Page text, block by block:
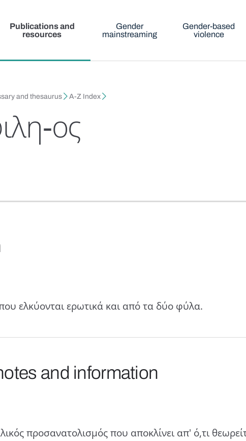
Publications and
resources
Gender
mainstreaming
Gender-based
violence
and thesaurus A-Z Index
ος
ελκύονται ερωτικά και από τα δύο φύλα.
and information
προσανατολισμός που αποκλίνει απ' ό,τι